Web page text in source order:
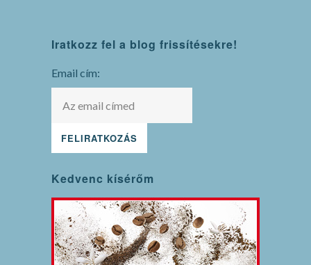
Iratkozz fel a blog frissítésekre!
Email cím:
Kedvenc kísérőm